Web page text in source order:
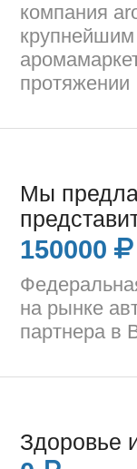
компания
протяжении
Мы
150000
на рынке
партнера в
Здоровье